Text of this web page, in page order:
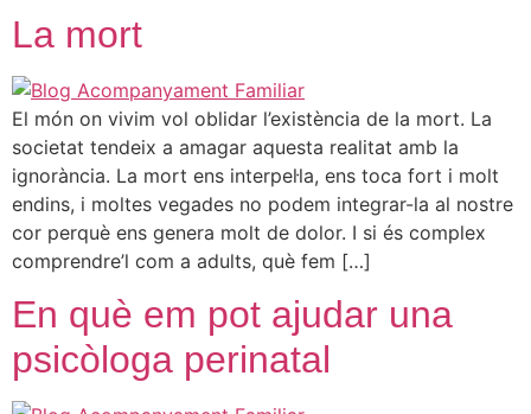
La mort
El món on vivim vol oblidar l’existència de la mort. La
societat tendeix a amagar aquesta realitat amb la
ignorància. La mort ens interpel·la, ens toca fort i molt
endins, i moltes vegades no podem integrar-la al nostre
cor perquè ens genera molt de dolor. I si és complex
comprendre’l com a adults, què fem […]
En què em pot ajudar una
psicòloga perinatal